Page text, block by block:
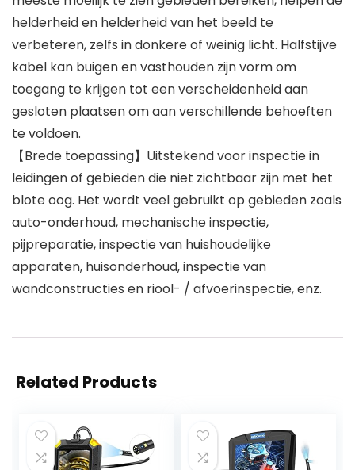
helderheid en helderheid van het beeld te
verbeteren, zelfs in donkere of weinig licht. Halfstijve
kabel kan buigen en vasthouden zijn vorm om
toegang te krijgen tot een verscheidenheid aan
gesloten plaatsen om aan verschillende behoeften
te voldoen.
【Brede toepassing】Uitstekend voor inspectie in
leidingen of gebieden die niet zichtbaar zijn met het
blote oog. Het wordt veel gebruikt op gebieden zoals
auto-onderhoud, mechanische inspectie,
pijpreparatie, inspectie van huishoudelijke
apparaten, huisonderhoud, inspectie van
wandconstructies en riool- / afvoerinspectie, enz.
Related Products